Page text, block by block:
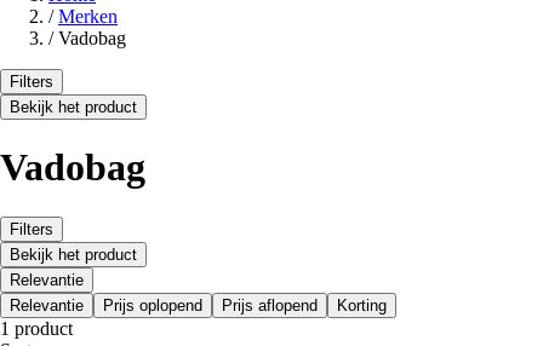
/ Merken
/ Vadobag
Filters
Bekijk het product
Vadobag
Filters
Bekijk het product
Relevantie
Relevantie
Prijs oplopend Prijs aflopend Korting
1 product